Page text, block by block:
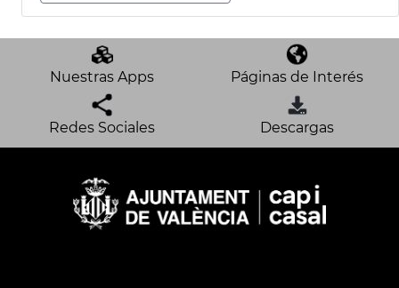
Nuestras Apps Páginas de Interés
Redes Sociales Descargas